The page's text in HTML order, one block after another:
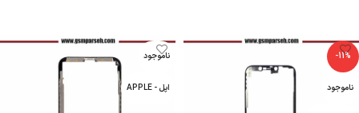
-11%
ناموجود
ناموجود
اپل - APPLE